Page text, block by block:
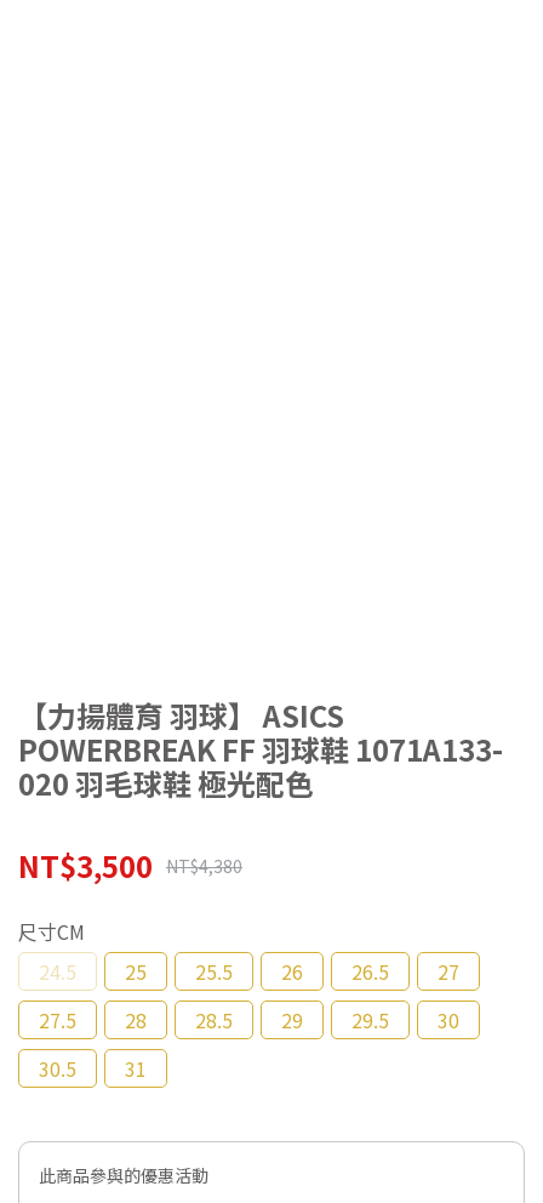
【力揚體育 羽球】 ASICS
POWERBREAK FF 羽球鞋 1071A133-
020 羽毛球鞋 極光配色
NT$3,500 NT$4,380
尺寸CM
24.5
25 25.5 26 26.5
27
27.5
28 28.5 29 29.5
30
30.5
31
此商品參與的優惠活動